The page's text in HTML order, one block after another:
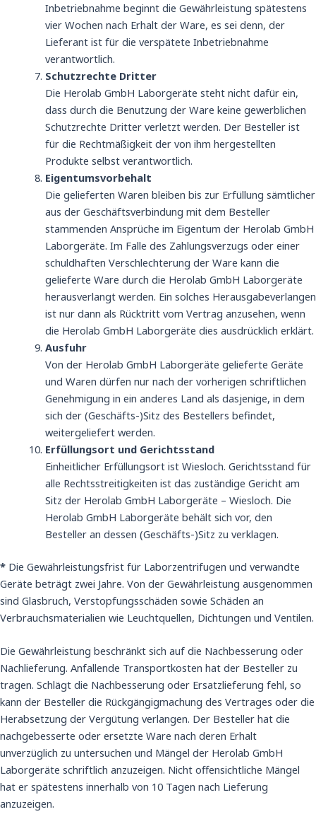
Inbetriebnahme beginnt die Gewährleistung spätestens
vier Wochen nach Erhalt der Ware, es sei denn, der
Lieferant ist für die verspätete Inbetriebnahme
verantwortlich.
Schutzrechte Dritter
Die Herolab GmbH Laborgeräte steht nicht dafür ein,
dass durch die Benutzung der Ware keine gewerblichen
Schutzrechte Dritter verletzt werden. Der Besteller ist
für die Rechtmäßigkeit der von ihm hergestellten
Produkte selbst verantwortlich.
Eigentumsvorbehalt
Die gelieferten Waren bleiben bis zur Erfüllung sämtlicher
aus der Geschäftsverbindung mit dem Besteller
stammenden Ansprüche im Eigentum der Herolab GmbH
Laborgeräte. Im Falle des Zahlungsverzugs oder einer
schuldhaften Verschlechterung der Ware kann die
gelieferte Ware durch die Herolab GmbH Laborgeräte
herausverlangt werden. Ein solches Herausgabeverlangen
ist nur dann als Rücktritt vom Vertrag anzusehen, wenn
die Herolab GmbH Laborgeräte dies ausdrücklich erklärt.
Ausfuhr
Von der Herolab GmbH Laborgeräte gelieferte Geräte
und Waren dürfen nur nach der vorherigen schriftlichen
Genehmigung in ein anderes Land als dasjenige, in dem
sich der (Geschäfts-)Sitz des Bestellers befindet,
weitergeliefert werden.
Erfüllungsort und Gerichtsstand
Einheitlicher Erfüllungsort ist Wiesloch. Gerichtsstand für
alle Rechtsstreitigkeiten ist das zuständige Gericht am
Sitz der Herolab GmbH Laborgeräte – Wiesloch. Die
Herolab GmbH Laborgeräte behält sich vor, den
Besteller an dessen (Geschäfts-)Sitz zu verklagen.
* Die Gewährleistungsfrist für Laborzentrifugen und verwandte
Geräte beträgt zwei Jahre. Von der Gewährleistung ausgenommen
sind Glasbruch, Verstopfungsschäden sowie Schäden an
Verbrauchsmaterialien wie Leuchtquellen, Dichtungen und Ventilen.
Die Gewährleistung beschränkt sich auf die Nachbesserung oder
Nachlieferung. Anfallende Transportkosten hat der Besteller zu
tragen. Schlägt die Nachbesserung oder Ersatzlieferung fehl, so
kann der Besteller die Rückgängigmachung des Vertrages oder die
Herabsetzung der Vergütung verlangen. Der Besteller hat die
nachgebesserte oder ersetzte Ware nach deren Erhalt
unverzüglich zu untersuchen und Mängel der Herolab GmbH
Laborgeräte schriftlich anzuzeigen. Nicht offensichtliche Mängel
hat er spätestens innerhalb von 10 Tagen nach Lieferung
anzuzeigen.